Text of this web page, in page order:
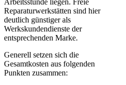
Arbeitsstunde liegen. Freie
Reparaturwerkstätten sind hier
deutlich günstiger als
Werkskundendienste der
entsprechenden Marke.
Generell setzen sich die
Gesamtkosten aus folgenden
Punkten zusammen: